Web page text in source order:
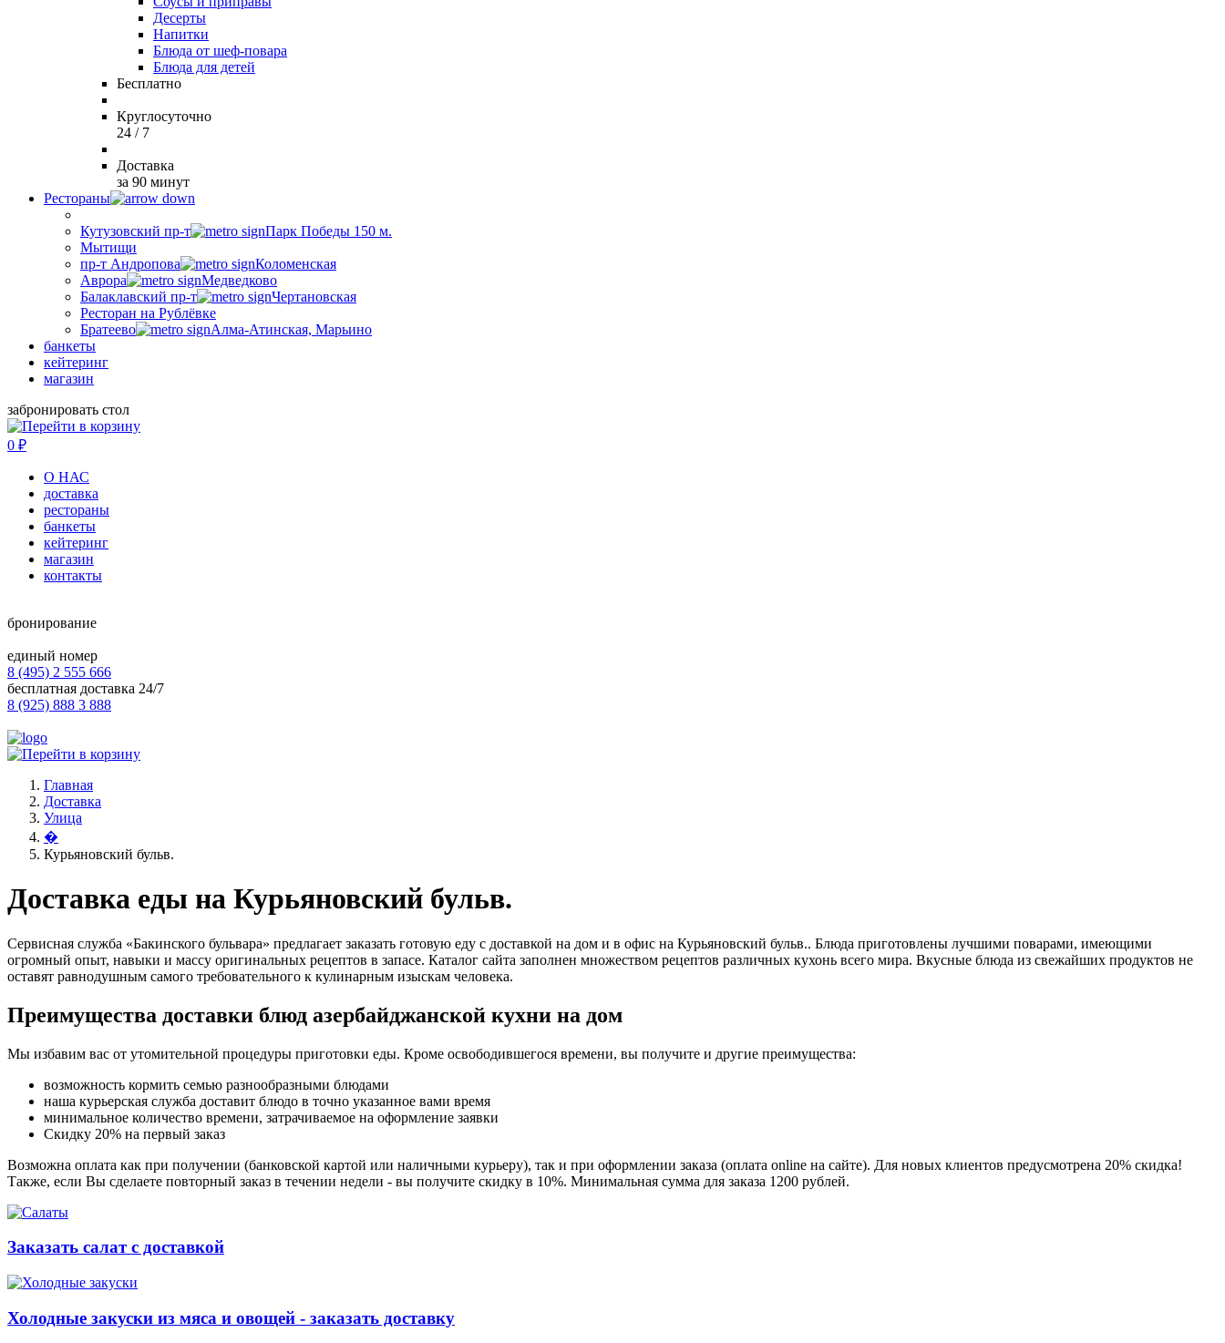
Десерты
Напитки
Блюда от шеф-повара
Блюда для детей
Бесплатно
Круглосуточно
24 / 7
Доставка
за 90 минут
Рестораны
Кутузовский пр-т
Парк Победы 150 м.
Мытищи
пр-т Андропова
Коломенская
Аврора
Медведково
Балаклавский пр-т
Чертановская
Ресторан на Рублёвке
Братеево
Алма-Атинская, Марьино
банкеты
кейтеринг
магазин
забронировать стол
0 ₽
О НАС
доставка
рестораны
банкеты
кейтеринг
магазин
контакты
бронирование
единый номер
8 (495) 2 555 666
бесплатная доставка 24/7
8 (925) 888 3 888
Главная
Доставка
Улица
�
Курьяновский бульв.
Доставка еды на Курьяновский бульв.
Сервисная служба «Бакинского бульвара» предлагает заказать готовую еду с доставкой на дом и в офис на Курьяновский бульв.. Блюда приготовлены лучшими поварами, имеющими
огромный опыт, навыки и массу оригинальных рецептов в запасе. Каталог сайта заполнен множеством рецептов различных кухонь всего мира. Вкусные блюда из свежайших продуктов не
оставят равнодушным самого требовательного к кулинарным изыскам человека.
Преимущества доставки блюд азербайджанской кухни на дом
Мы избавим вас от утомительной процедуры приготовки еды. Кроме освободившегося времени, вы получите и другие преимущества:
возможность кормить семью разнообразными блюдами
наша курьерская служба доставит блюдо в точно указанное вами время
минимальное количество времени, затрачиваемое на оформление заявки
Скидку 20% на первый заказ
Возможна оплата как при получении (банковской картой или наличными курьеру), так и при оформлении заказа (оплата online на сайте). Для новых клиентов предусмотрена 20% скидка!
Также, если Вы сделаете повторный заказ в течении недели - вы получите скидку в 10%. Минимальная сумма для заказа 1200 рублей.
Заказать салат с доставкой
Холодные закуски из мяса и овощей - заказать доставку